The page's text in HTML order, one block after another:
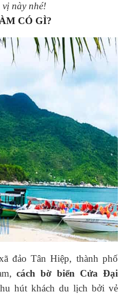
này nhé!
CÓ GÌ?
đảo Tân Hiệp, thành phố
cách bờ biển Cửa Đại
hút khách du lịch bởi vẻ